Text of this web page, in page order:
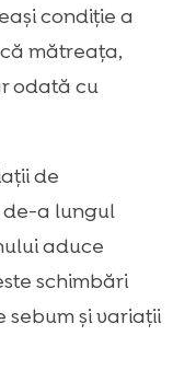
pisicii de
de
năpârlire,
paraziți
tranziția către
condiție a
mătreața,
odată cu
de
de-a lungul
aduce
schimbări
sebum și variații